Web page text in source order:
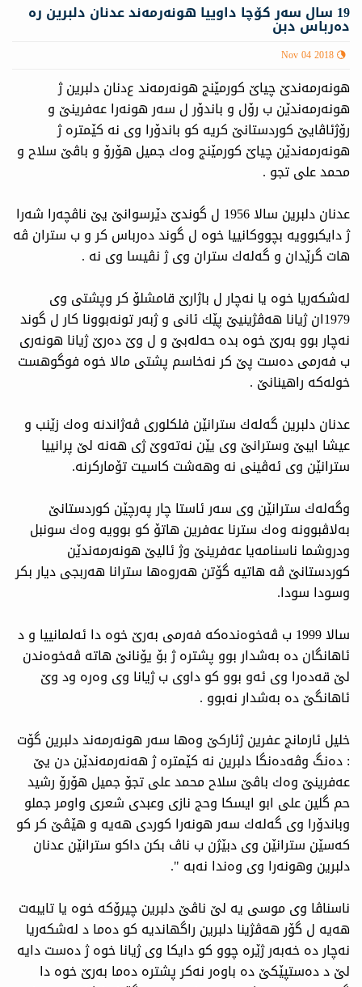
19 سال سه‌ر كۆچا داوییا هونه‌رمه‌ند عدنان دلبرین ره‌
ده‌رباس دبن
Nov 04 2018
هونه‌رمه‌ندێ چیاێ كورمێنج هونه‌رمه‌ند ع‌دنان دلبرین ژ
هونه‌رمه‌ندێن ب رۆل و باندۆر ل سه‌ر هونه‌را عه‌فرینێ و
رۆژئاڤایێ كوردستانێ كریه‌ كو باندۆرا وی نه‌ كێمتره‌ ژ
هونه‌رمه‌ندێن چیاێ كورمێنج وه‌ك جمیل هۆرۆ و باڤێ سلاح و
محمد علی تجو .
عدنان دلبرین سالا 1956 ل گوندێ دێرسوانێ یێ ناڤچه‌را شه‌را
ژ دایكبوویه‌ بچووكانییا خوه‌ ل گوند ده‌رباس كر و ب ستران ڤه‌
هات گرێدان و گه‌له‌ك ستران وی ژ نڤیسا وی نه‌ .
له‌شكه‌ریا خوه‌ یا نه‌چار ل باژارێ قامشلۆ كر وپشتی وی
1979ان ژیانا هه‌ڤژینیێ پێك ئانی و ژبه‌ر تونه‌بوونا كار ل گوند
نه‌چار بوو به‌رێ خوه‌ بده‌ حه‌له‌بێ و ل وێ ده‌رێ ژیانا هونه‌ری
ب فه‌رمی ده‌ست پێ كر نه‌خاسم پشتی مالا خوه‌ فوگوهست
خوله‌كه‌ راهینانێ .
عدنان دلبرین گه‌له‌ك سترانێن فلكلوری ڤه‌ژاندنه‌ وه‌ك زێنب و
عیشا ایبێ وسترانێ وی یێن نه‌ته‌وێ ژی هه‌نه‌ لێ پرانییا
سترانێن وی ئه‌ڤینی نه‌ وهه‌شت كاسیت تۆماركرنه‌.
وگه‌له‌ك سترانێن وی سه‌ر ئاستا چار په‌رچێن كوردستانێ
به‌لاڤبوونه‌ وه‌ك سترنا عه‌فرین هاتۆ كو بوویه‌ وه‌ك سونبل
ودروشما ناسنامه‌یا عه‌فرینێ وژ ئالیێ هونه‌رمه‌ندێن
كوردستانێ ڤه‌ هاتیه‌ گۆتن هه‌روه‌ها سترانا هه‌ربجی دیار بكر
وسودا سودا.
سالا 1999 ب ڤه‌خوه‌نده‌كه‌ فه‌رمی به‌رێ خوه‌ دا ئه‌لمانییا و د
ئاهانگان ده‌ به‌شدار بوو پشتره‌ ژ بۆ یۆنانێ هاته‌ ڤه‌خوه‌ندن
لێ قه‌ده‌را وی ئه‌و بوو كو داوی ب ژیانا وی وه‌ره‌ ود وێ
ئاهانگێ ده‌ به‌شدار نه‌بوو .
خلیل ئارمانج عفرین ژئاركێ وه‌ها سه‌ر هونه‌رمه‌ند دلبرین گۆت
: ده‌نگ وڤه‌ده‌نگا دلبرین نه‌ كێمتره‌ ژ هه‌نه‌رمه‌ندێن دن یێ
عه‌فرینێ وه‌ك باڤێ سلاح محمد علی تجۆ جمیل هۆرۆ رشید
حم گلین علی ابو ایسكا وحج نازی وعبدی شعری واومر جملو
وباندۆرا وی گه‌له‌ك سه‌ر هونه‌را كوردی هه‌یه‌ و هێڤێ كر كو
كه‌سێن سترانێن وی دبێژن ب ناڤ بكن داكو سترانێن عدنان
دلبرین وهونه‌را وی وه‌ندا نه‌به‌ ".
ناسناڤا وی موسی یه‌ لێ ناڤێ دلبرین چیرۆكه‌ خوه‌ یا تایبه‌ت
هه‌یه‌ ل گۆر هه‌ڤژینا دلبرین راگهاندیه‌ كو ده‌ما د له‌شكه‌ریا
نه‌چار ده‌ خه‌به‌ر ژێره‌ چوو كو دایكا وی ژیانا خوه‌ ژ ده‌ست دایه‌
لێ د ده‌ستپێكێ ده‌ باوه‌ر نه‌كر پشتره‌ ده‌ما به‌رێ خوه‌ دا